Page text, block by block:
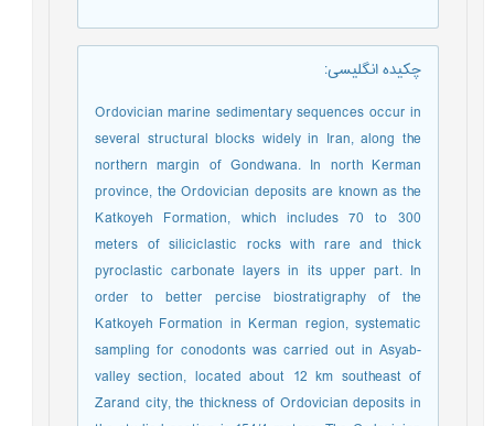
چکیده انگلیسی:
Ordovician marine sedimentary sequences occur in
several structural blocks widely in Iran, along the
northern margin of Gondwana. In north Kerman
province, the Ordovician deposits are known as the
Katkoyeh Formation, which includes 70 to 300
meters of siliciclastic rocks with rare and thick
pyroclastic carbonate layers in its upper part. In
order to better percise biostratigraphy of the
Katkoyeh Formation in Kerman region, systematic
sampling for conodonts was carried out in Asyab-
valley section, located about 12 km southeast of
Zarand city, the thickness of Ordovician deposits in